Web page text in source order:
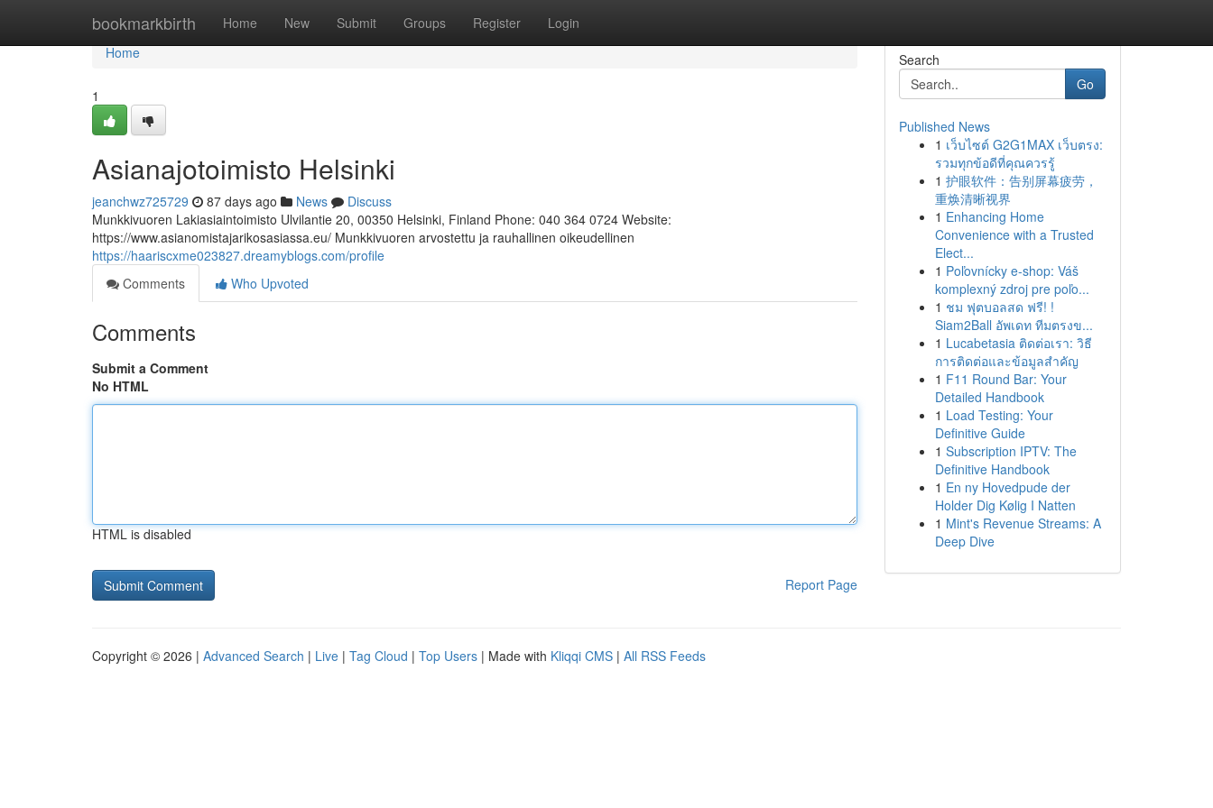
bookmarkbirth Home New Submit Groups Register Login
Home
Home
1
Asianajotoimisto Helsinki
jeanchwz725729 87 days ago News
Discuss
Munkkivuoren Lakiasiaintoimisto Ulvilantie 20, 00350 Helsinki, Finland Phone: 040 364 0724 Website:
https://www.asianomistajarikosasiassa.eu/ Munkkivuoren arvostettu ja rauhallinen oikeudellinen
https://haariscxme023827.dreamyblogs.com/profile
Comments
Who Upvoted
Comments
Submit a Comment
No HTML
HTML is disabled
Report Page
Search
Go
Published News
1 เว็บไซต์ G2G1MAX เว็บตรง:
รวมทุกข้อดีที่คุณควรรู้
1 护眼软件：告别屏幕疲劳，
重焕清晰视界
1 Enhancing Home
Convenience with a Trusted
Elect...
1 Poľovnícky e-shop: Váš
komplexný zdroj pre poľo...
1 ชม ฟุตบอลสด ฟรี! !
Siam2Ball อัพเดท ทีมตรงข...
1 Lucabetasia ติดต่อเรา: วิธี
การติดต่อและข้อมูลสำคัญ
1 F11 Round Bar: Your
Detailed Handbook
1 Load Testing: Your
Definitive Guide
1 Subscription IPTV: The
Definitive Handbook
1 En ny Hovedpude der
Holder Dig Kølig I Natten
1 Mint's Revenue Streams: A
Deep Dive
Copyright © 2026 | Advanced Search | Live | Tag Cloud | Top Users | Made with Kliqqi CMS | All RSS Feeds